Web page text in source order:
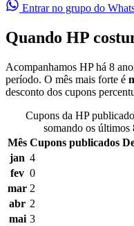
Entrar no grupo do
Quando HP
Acompanhamos HP há 8
período. O mês mais forte é
desconto dos cupons
Cupons da HP
somando os últimos
Mês Cupons publicados
jan 4
fev 0
mar 2
abr 2
mai 3